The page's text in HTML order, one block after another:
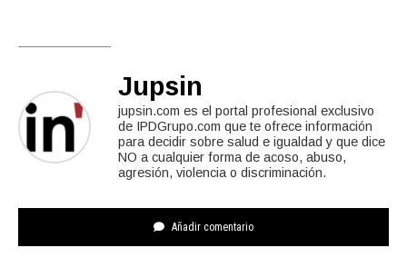
Jupsin
jupsin.com es el portal profesional exclusivo
de IPDGrupo.com que te ofrece información
para decidir sobre salud e igualdad y que dice
NO a cualquier forma de acoso, abuso,
agresión, violencia o discriminación.
Añadir comentario